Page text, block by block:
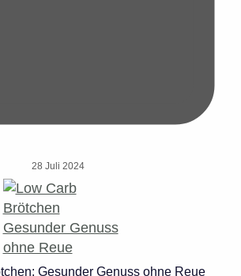
28 Juli 2024
Gesunder Genuss ohne Reue